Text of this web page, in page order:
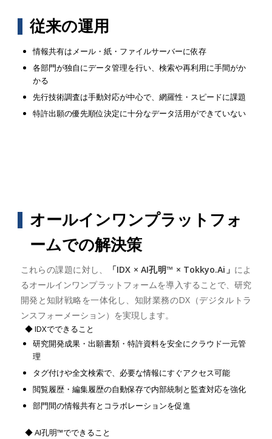
従来の運用
情報共有はメール・紙・ファイルサーバーに依存
各部門が独自にデータ管理を行い、検索や再利用に手間がか
かる
先行技術調査は手動対応が中心で、網羅性・スピードに課題
特許出願の優先順位決定に十分なデータ活用ができていない
オールインワンプラットフォ
ームでの解決策
これらの課題に対し、 「IDX × AI孔明™ × Tokkyo.Ai」 によ
るオールインワンプラットフォームを導入することで、研究
開発と知財戦略を一体化し、知財業務のDX（デジタルトラ
ンスフォーメーション）を実現します。
◆ IDXでできること
研究開発成果・出願書類・特許資料を安全にクラウド一元管
理
タグ付けや全文検索で、必要な情報にすぐアクセス可能
閲覧履歴・編集履歴の自動保存で内部統制と監査対応を強化
部門間の情報共有とコラボレーションを促進
◆ AI孔明™でできること